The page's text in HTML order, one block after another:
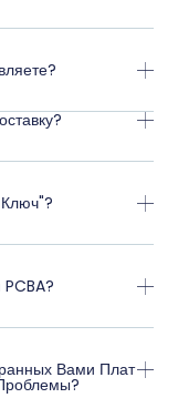
Вами Плат